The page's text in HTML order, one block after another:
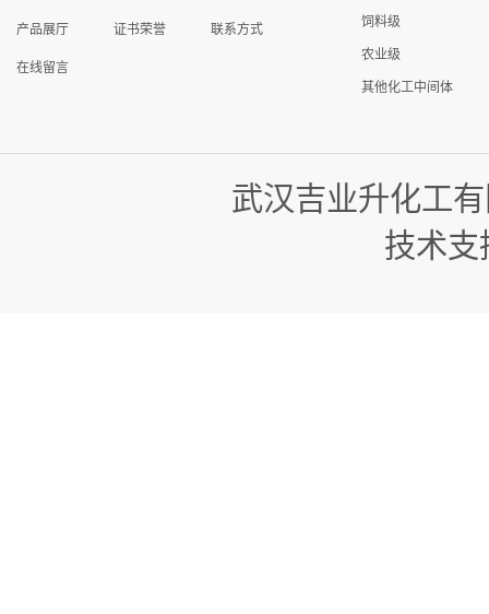
产品展厅 证书荣誉 联系方式
在线留言
饲料级
农业级
其他化工中间体
武汉吉业升化工
技术